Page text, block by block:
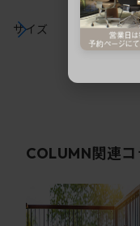
サイズ
COLUMN関連